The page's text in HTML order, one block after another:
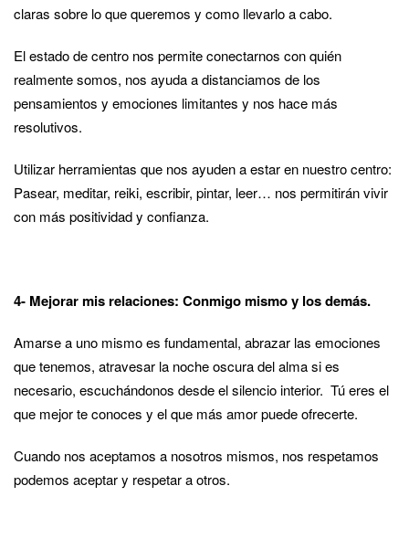
claras sobre lo que queremos y como llevarlo a cabo.
El estado de centro nos permite conectarnos con quién
realmente somos, nos ayuda a distanciamos de los
pensamientos y emociones limitantes y nos hace más
resolutivos.
Utilizar herramientas que nos ayuden a estar en nuestro centro:
Pasear, meditar, reiki, escribir, pintar, leer… nos permitirán vivir
con más positividad y confianza.
4- Mejorar mis relaciones: Conmigo mismo y los demás.
Amarse a uno mismo es fundamental, abrazar las emociones
que tenemos, atravesar la noche oscura del alma si es
necesario, escuchándonos desde el silencio interior. Tú eres el
que mejor te conoces y el que más amor puede ofrecerte.
Cuando nos aceptamos a nosotros mismos, nos respetamos
podemos aceptar y respetar a otros.